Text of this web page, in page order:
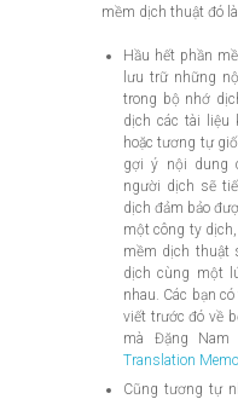
mềm dịch thuật đó
Hầu hết phần
lưu trữ những
trong bộ nhớ
dịch các tài liệu
hoặc tương tự
gợi ý nội dung
người dịch sẽ
dịch đảm bảo
một công ty
mềm dịch thuật
dịch cùng một
nhau. Các bạn
viết trước đó về
mà Đặng
Translation
Cũng tương tự